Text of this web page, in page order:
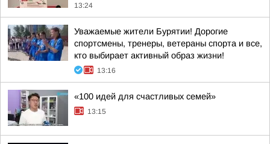
13:24
Уважаемые жители Бурятии! Дорогие
спортсмены, тренеры, ветераны спорта и все,
кто выбирает активный образ жизни!
13:16
«100 идей для счастливых семей»
13:15